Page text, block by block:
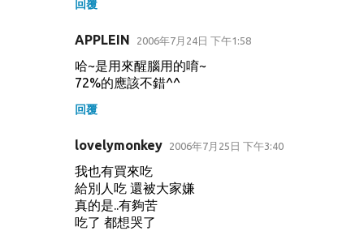
回覆
APPLEIN 2006年7月24日 下午1:58
哈~是用來醒腦用的唷~
72%的應該不錯^^
回覆
lovelymonkey 2006年7月25日 下午3:40
我也有買來吃
給別人吃 還被大家嫌
真的是..有夠苦
吃了 都想哭了